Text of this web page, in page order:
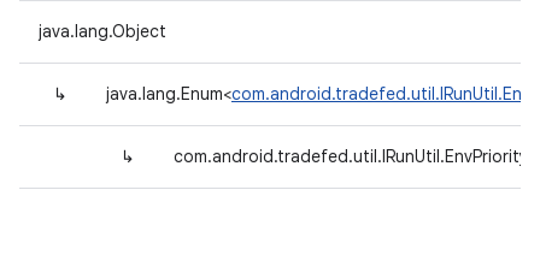
java.lang.Object
↳ java.lang.Enum<
↳ com.android.tradefed.util.IRunUtil.EnvPriority